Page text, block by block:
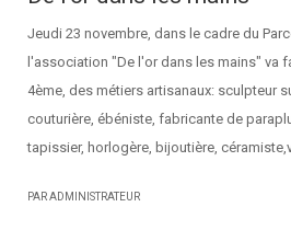
Jeudi 23 novembre, dans le cadre du
l'association "De l'or dans les mains" va
4ème, des métiers artisanaux: sculpteur
couturière, ébéniste, fabricante de
tapissier, horlogère, bijoutière,
PAR ADMINISTRATEUR